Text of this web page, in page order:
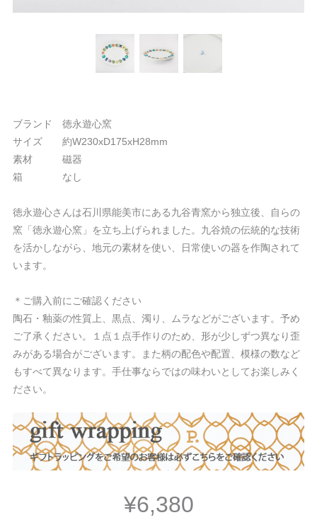
ブランド 徳永遊心窯
サイズ 約W230xD175xH28mm
素材 磁器
箱 なし
徳永遊心さんは石川県能美市にある九谷青窯から独立後、自らの
窯「徳永遊心窯」を立ち上げられました。九谷焼の伝統的な技術
を活かしながら、地元の素材を使い、日常使いの器を作陶されて
います。
＊ご購入前にご確認ください
陶石・釉薬の性質上、黒点、濁り、ムラなどがございます。予め
ご了承ください。１点１点手作りのため、形が少しずつ異なり歪
みがある場合がございます。また柄の配色や配置、模様の数など
もすべて異なります。手仕事ならではの味わいとしてお楽しみく
ださい。
¥6,380